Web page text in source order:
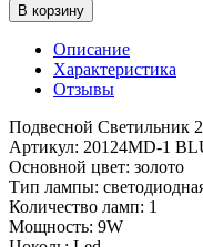
В корзину
Описание
Характеристика
Отзывы
Подвесной Светильник
Артикул: 20124MD-1
Основной цвет: золото
Тип лампы:
Количество ламп: 1
Мощность: 9W